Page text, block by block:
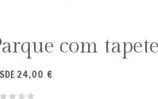
com
24,00 €